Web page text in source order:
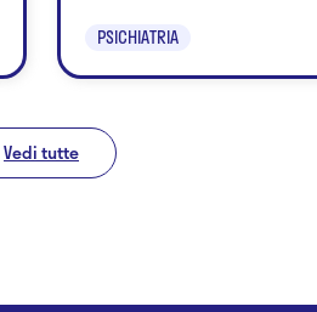
PSICHIATRIA
Vedi tutte